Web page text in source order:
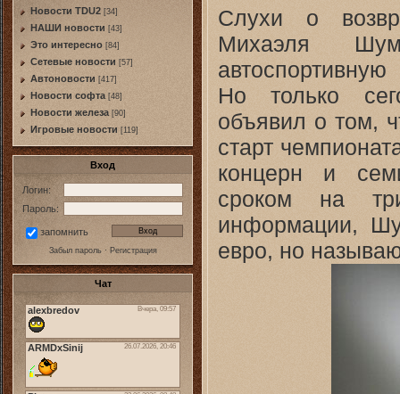
Новости TDU2 [34]
НАШИ новости [43]
Это интересно [84]
Сетевые новости [57]
Автоновости [417]
Новости софта [48]
Новоcти железа [90]
Игровые новости [119]
Вход
Логин:
Пароль:
запомнить
Забыл пароль· Регистрация
Чат
Слухи о
Михаэля
Но только
объявил о том,
старт
концерн и
сроком на
информации,
евро, но